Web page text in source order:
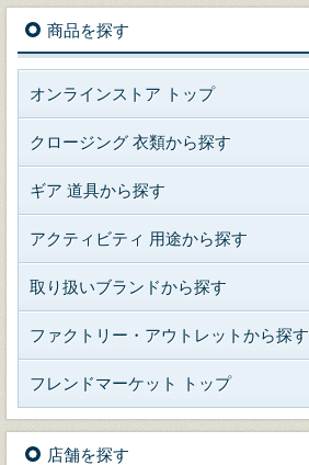
商品を探す
オンラインストア トップ
クロージング 衣類から探す
ギア 道具から探す
アクティビティ 用途から探す
取り扱いブランドから探す
ファクトリー・アウトレットから探す
フレンドマーケット トップ
店舗を探す